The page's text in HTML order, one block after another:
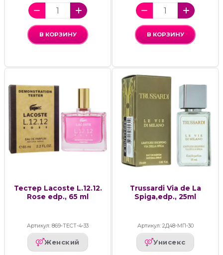
В КОРЗИНУ В КОРЗИНУ
Тестер Lacoste L.12.12.
Rose edp., 65 ml
Артикул: 869-ТЕСТ-4-33
Женский
Trussardi Via de La
Spiga,edp., 25ml
Артикул: 2Д48-МП-30
Унисекс